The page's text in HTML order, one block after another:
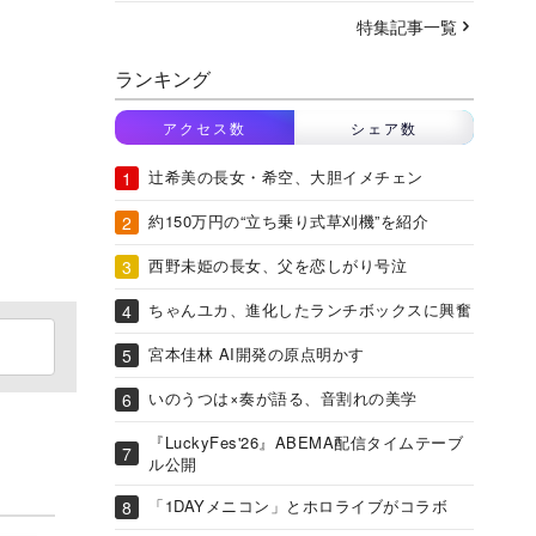
特集記事一覧
ランキング
アクセス数 シェア数
辻希美の長女・希空、大胆イメチェン
約150万円の“立ち乗り式草刈機”を紹介
西野未姫の長女、父を恋しがり号泣
ちゃんユカ、進化したランチボックスに興奮
宮本佳林 AI開発の原点明かす
いのうつは×奏が語る、音割れの美学
『LuckyFes'26』ABEMA配信タイムテーブ
ル公開
「1DAYメニコン」とホロライブがコラボ